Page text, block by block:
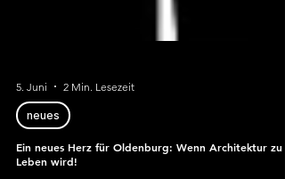
5. Juni 2 Min. Lesezeit